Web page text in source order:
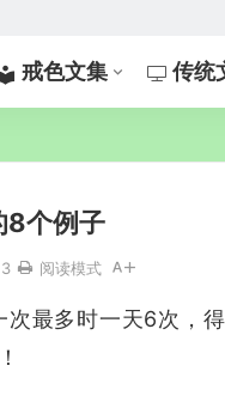
戒色文集 传统
8个例子
3 阅读模式
最多时一天6次，